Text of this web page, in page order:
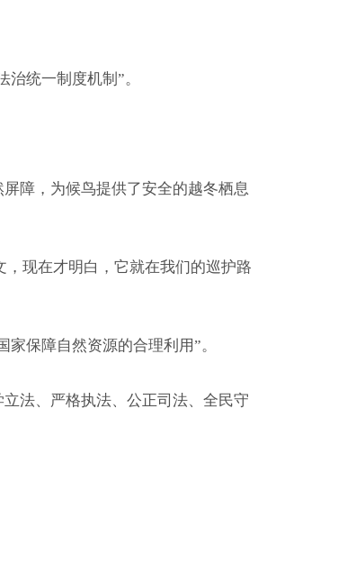
统一制度机制”。
障，为候鸟提供了安全的越冬栖息
现在才明白，它就在我们的巡护路
保障自然资源的合理利用”。
法、严格执法、公正司法、全民守